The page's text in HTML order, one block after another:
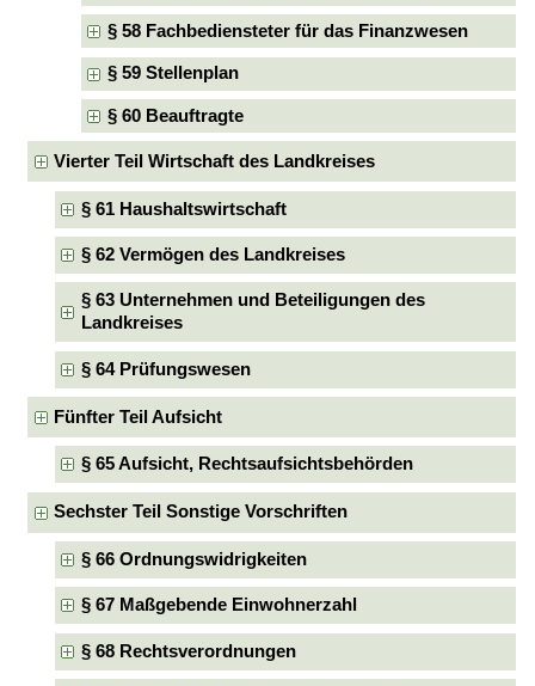
§ 58 Fachbediensteter für das Finanzwesen
§ 59 Stellenplan
§ 60 Beauftragte
Vierter Teil Wirtschaft des Landkreises
§ 61 Haushaltswirtschaft
§ 62 Vermögen des Landkreises
§ 63 Unternehmen und Beteiligungen des
Landkreises
§ 64 Prüfungswesen
Fünfter Teil Aufsicht
§ 65 Aufsicht, Rechtsaufsichtsbehörden
Sechster Teil Sonstige Vorschriften
§ 66 Ordnungswidrigkeiten
§ 67 Maßgebende Einwohnerzahl
§ 68 Rechtsverordnungen